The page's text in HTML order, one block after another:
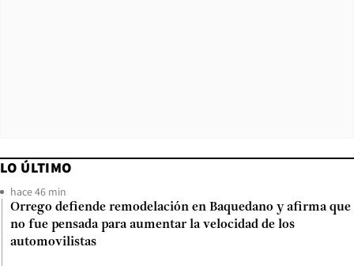
LO ÚLTIMO
hace 46 min
Orrego defiende remodelación en Baquedano y afirma que
no fue pensada para aumentar la velocidad de los
automovilistas